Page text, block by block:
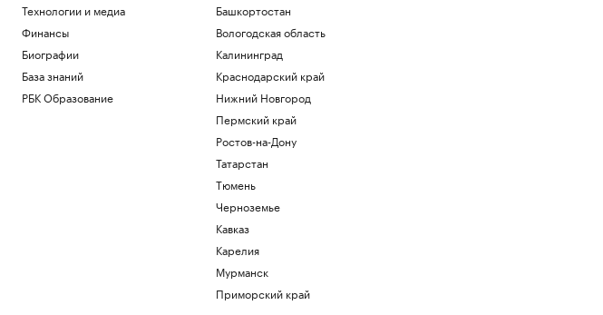
Технологии и медиа
Финансы
Биографии
База знаний
РБК Образование
Башкортостан
Вологодская область
Калининград
Краснодарский край
Нижний Новгород
Пермский край
Ростов-на-Дону
Татарстан
Тюмень
Черноземье
Кавказ
Карелия
Мурманск
Приморский край